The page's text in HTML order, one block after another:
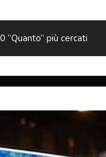
“Quanto” più cercati